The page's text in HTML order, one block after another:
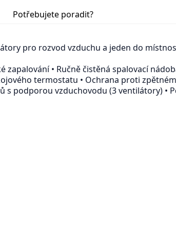
Potřebujete poradit?
pro rozvod vzduchu a jeden do
• Ručně čistěná spalovací
termostatu • Ochrana proti
podporou vzduchovodu (3 ventilátory) •